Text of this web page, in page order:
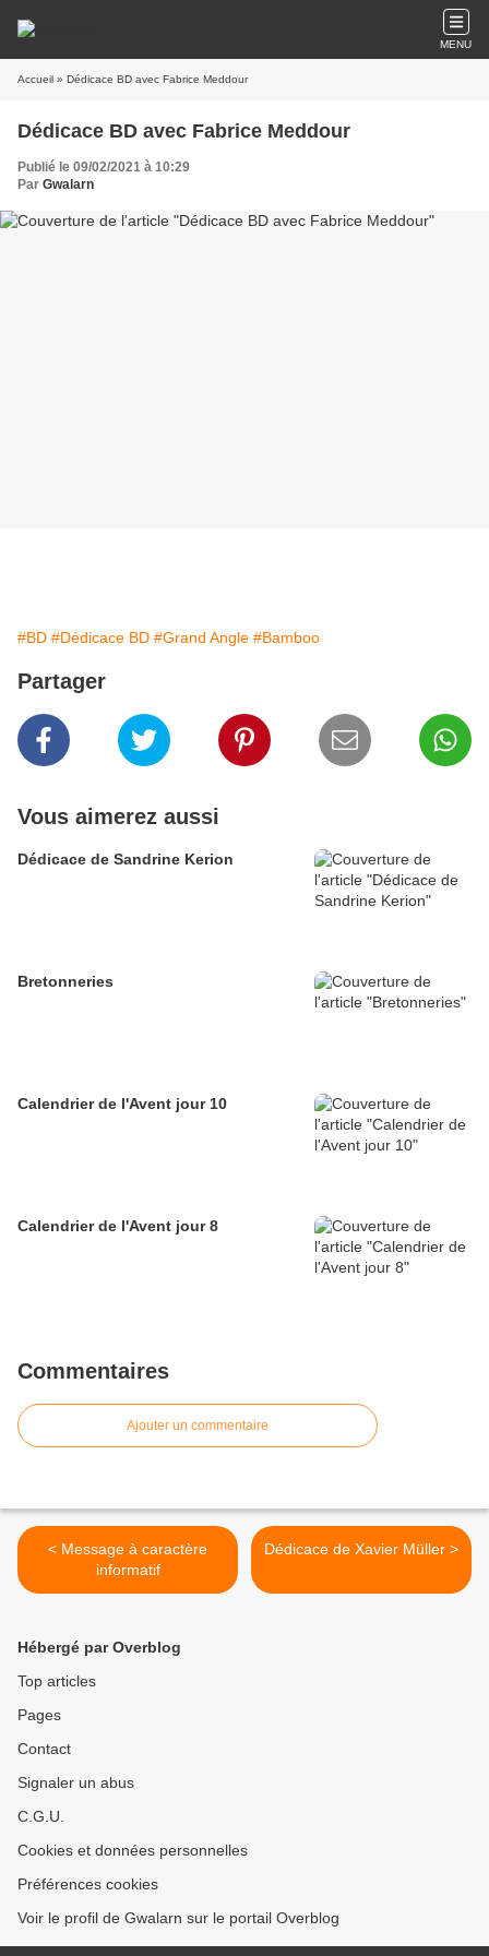
MENU
Accueil » Dédicace BD avec Fabrice Meddour
Dédicace BD avec Fabrice Meddour
Publié le 09/02/2021 à 10:29
Par Gwalarn
#BD #Dédicace BD #Grand Angle #Bamboo
Partager
Vous aimerez aussi
Dédicace de Sandrine Kerion
Bretonneries
Calendrier de l'Avent jour 10
Calendrier de l'Avent jour 8
Commentaires
Ajouter un commentaire
< Message à caractère
informatif
Dédicace de Xavier Müller >
Hébergé par Overblog
Top articles
Pages
Contact
Signaler un abus
C.G.U.
Cookies et données personnelles
Préférences cookies
Voir le profil de Gwalarn sur le portail Overblog